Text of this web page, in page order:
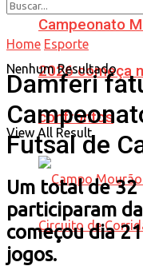
Campeonato
2026 começa
confrontos
Nenhum Resultado
View All Result
Home Esporte
Damferi
Futsal de
Um total de
participaram
começou dia
jogos.